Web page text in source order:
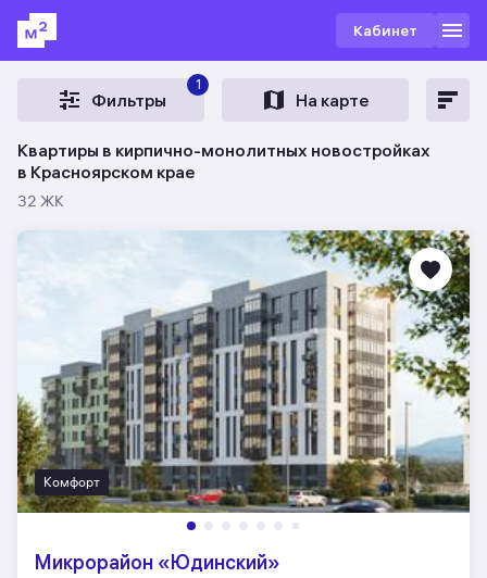
Кабинет
Фильтры
1
На карте
Квартиры в кирпично-монолитных новостройках
в Красноярском крае
32 ЖК
Комфорт
Микрорайон «Юдинский»